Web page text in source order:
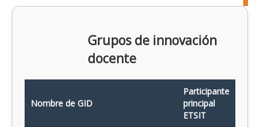
Grupos de innovación
docente
Nombre de GID
Participante
principal
ETSIT